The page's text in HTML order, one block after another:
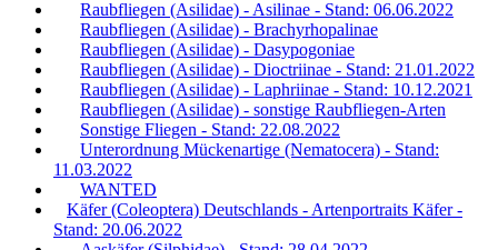
Raubfliegen (Asilidae) - Asilinae - Stand: 06.06.2022
Raubfliegen (Asilidae) - Brachyrhopalinae
Raubfliegen (Asilidae) - Dasypogoniae
Raubfliegen (Asilidae) - Dioctriinae - Stand: 21.01.2022
Raubfliegen (Asilidae) - Laphriinae - Stand: 10.12.2021
Raubfliegen (Asilidae) - sonstige Raubfliegen-Arten
Sonstige Fliegen - Stand: 22.08.2022
Unterordnung Mückenartige (Nematocera) - Stand:
11.03.2022
WANTED
Käfer (Coleoptera) Deutschlands - Artenportraits Käfer -
Stand: 20.06.2022